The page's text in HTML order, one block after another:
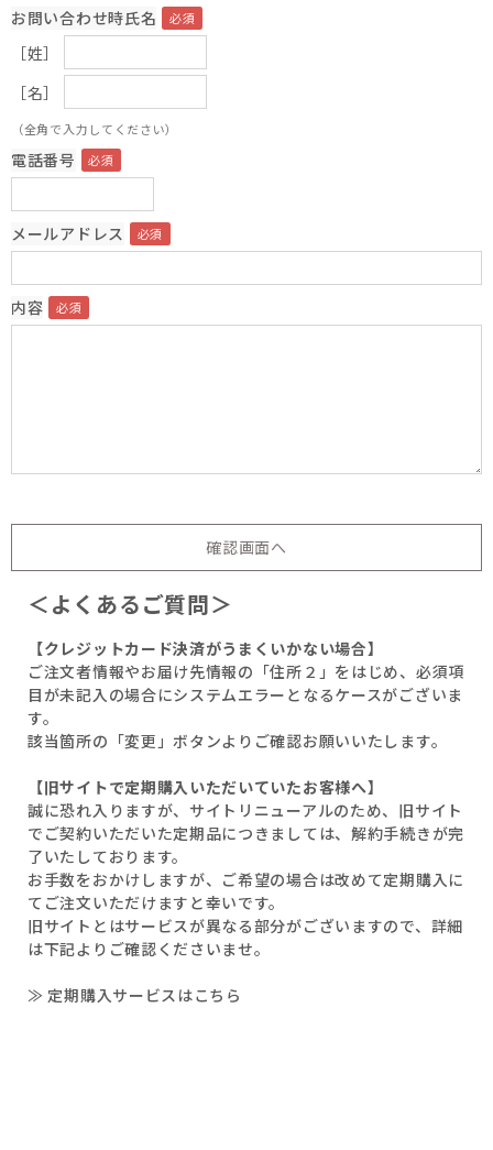
お問い合わせ時氏名
［姓］
［名］
（全角で入力してください）
電話番号
メールアドレス
内容
＜よくあるご質問＞
【クレジットカード決済がうまくいかない場合】
ご注文者情報やお届け先情報の「住所２」をはじめ、必須項
目が未記入の場合にシステムエラーとなるケースがございま
す。
該当箇所の「変更」ボタンよりご確認お願いいたします。
【旧サイトで定期購入いただいていたお客様へ】
誠に恐れ入りますが、サイトリニューアルのため、旧サイト
でご契約いただいた定期品につきましては、解約手続きが完
了いたしております。
お手数をおかけしますが、ご希望の場合は改めて定期購入に
てご注文いただけますと幸いです。
旧サイトとはサービスが異なる部分がございますので、詳細
は下記よりご確認くださいませ。
≫ 定期購入サービスはこちら